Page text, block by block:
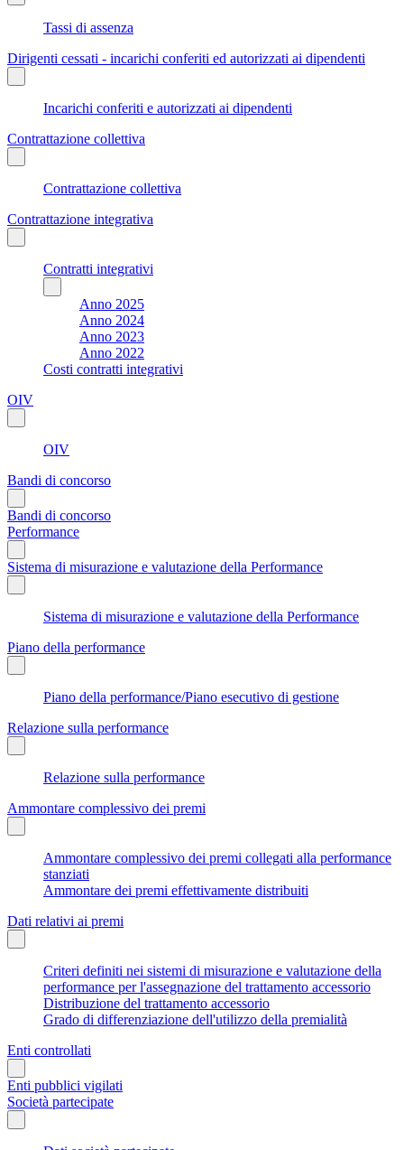
Tassi di assenza
Dirigenti cessati - incarichi conferiti ed autorizzati ai dipendenti
Incarichi conferiti e autorizzati ai dipendenti
Contrattazione collettiva
Contrattazione collettiva
Contrattazione integrativa
Contratti integrativi
Anno 2025
Anno 2024
Anno 2023
Anno 2022
Costi contratti integrativi
OIV
OIV
Bandi di concorso
Bandi di concorso
Performance
Sistema di misurazione e valutazione della Performance
Sistema di misurazione e valutazione della Performance
Piano della performance
Piano della performance/Piano esecutivo di gestione
Relazione sulla performance
Relazione sulla performance
Ammontare complessivo dei premi
Ammontare complessivo dei premi collegati alla performance
stanziati
Ammontare dei premi effettivamente distribuiti
Dati relativi ai premi
Criteri definiti nei sistemi di misurazione e valutazione della
performance per l'assegnazione del trattamento accessorio
Distribuzione del trattamento accessorio
Grado di differenziazione dell'utilizzo della premialità
Enti controllati
Enti pubblici vigilati
Società partecipate